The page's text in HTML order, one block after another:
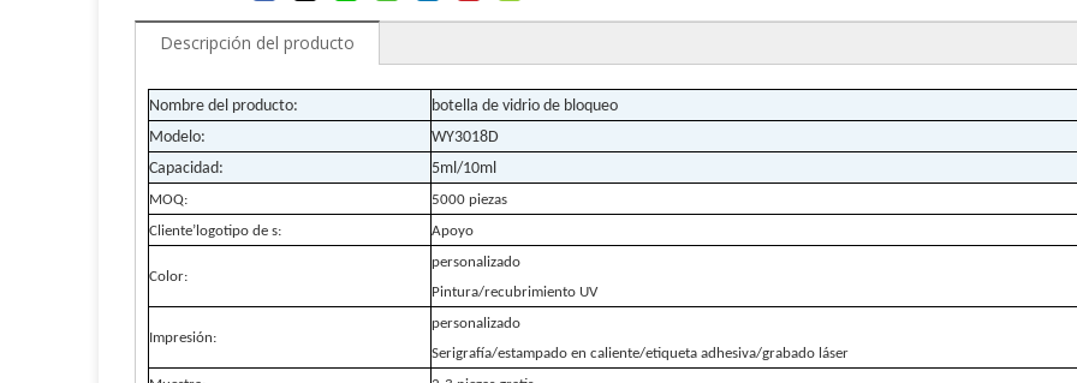
Descripción del producto
Nombre del producto:
botella de vidrio de bloqueo
Modelo:
WY3018D
Capacidad:
5ml/10ml
MOQ:
5000 piezas
Cliente’ logotipo de s: Apoyo
Color:
personalizado
Pintura/recubrimiento UV
Impresión:
personalizado
Serigrafía/estampado en caliente/etiqueta adhesiva/grabado láser